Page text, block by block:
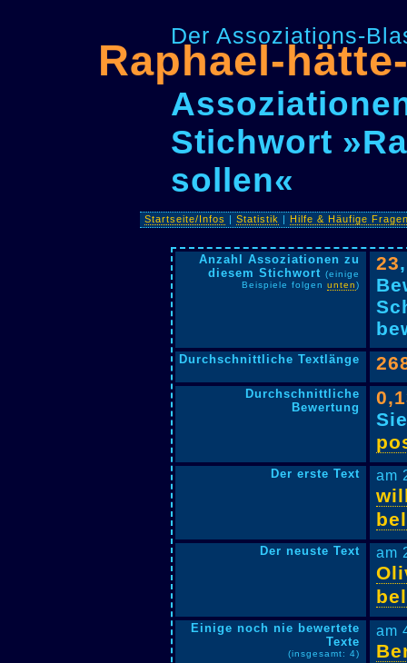
Der Assoziations-
Raphael-
Stichwort
sollen«
Startseite/Infos |Statistik |Hilfe & Häufige
Anzahl Assoziationen zu
diesem Stichwort (einige
Beispiele folgen unten)
23
Durchschnittliche Textlänge
Durchschnittliche
Bewertung
Der erste Text am
Der neuste Text am
Einige noch nie bewertete
Texte
(insgesamt: 4)
am